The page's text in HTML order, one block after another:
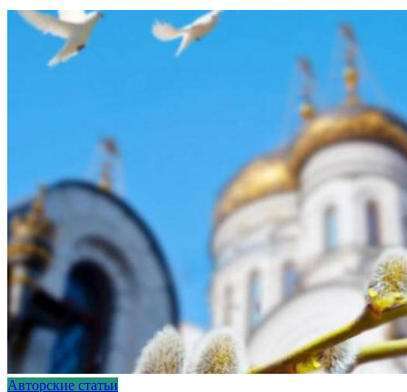
Авторские статьи